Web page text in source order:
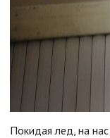
Покидая лед, на